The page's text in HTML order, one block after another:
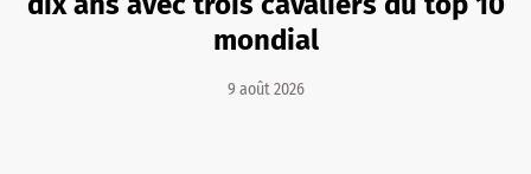
mondial
9 août 2026